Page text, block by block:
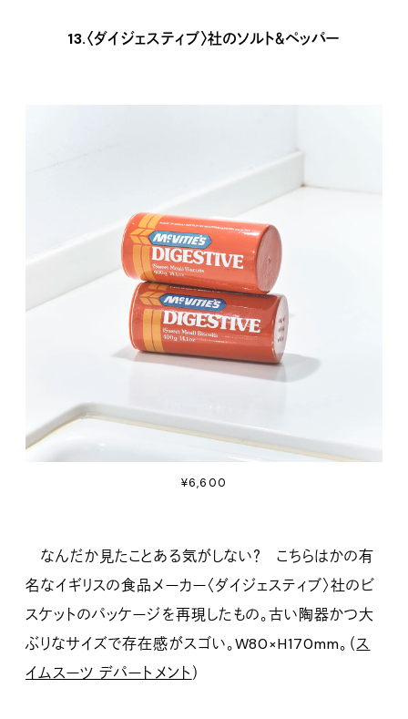
13.〈ダイジェスティブ〉社のソルト＆ペッパー
¥6,600
なんだか見たことある気がしない？ こちらはかの有
名なイギリスの食品メーカー〈ダイジェスティブ〉社のビ
スケットのパッケージを再現したもの。古い陶器かつ大
ぶりなサイズで存在感がスゴい。W80×H170mm。（ス
イムスーツ デパートメント）